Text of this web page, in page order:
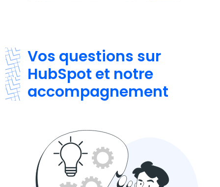
Vos questions sur
HubSpot et notre
accompagnement